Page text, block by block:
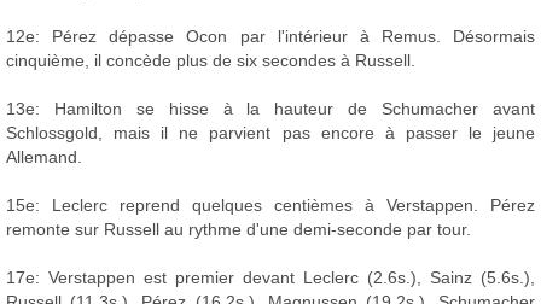
12e: Pérez dépasse Ocon par l'intérieur à Remus. Désormais
cinquième, il concède plus de six secondes à Russell.
13e: Hamilton se hisse à la hauteur de Schumacher avant
Schlossgold, mais il ne parvient pas encore à passer le jeune
Allemand.
15e: Leclerc reprend quelques centièmes à Verstappen. Pérez
remonte sur Russell au rythme d'une demi-seconde par tour.
17e: Verstappen est premier devant Leclerc (2.6s.), Sainz (5.6s.),